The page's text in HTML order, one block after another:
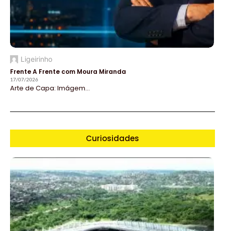
Ligeirinho
Frente A Frente com Moura Miranda
17/07/2026
Arte de Capa: Imágem...
Curiosidades